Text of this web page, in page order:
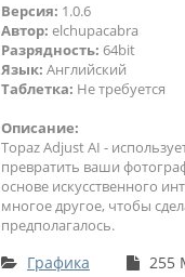
Версия: 1.0.6
Автор: elchupacabra
Разрядность: 64bit
Язык: Английский
Таблетка: Не требуется
Описание:
Topaz Adjust AI -
превратить ваши
основе искусственного
многое другое, чтобы
предполагалось.
Графика 255